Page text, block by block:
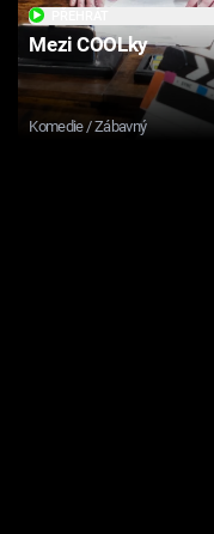
Mezi COOLky
Komedie / Zábavný